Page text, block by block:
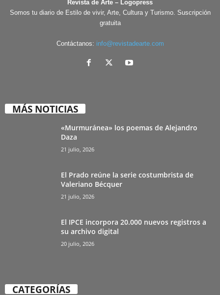
Revista de Arte – Logopress
Somos tu diario de Estilo de vivir, Arte, Cultura y Turismo. Suscripción
gratuita
Contáctanos: info@revistadearte.com
MÁS NOTICIAS
«Murmuránea» los poemas de Alejandro
Daza
21 julio, 2026
El Prado reúne la serie costumbrista de
Valeriano Bécquer
21 julio, 2026
El IPCE incorpora 20.000 nuevos registros a
su archivo digital
20 julio, 2026
CATEGORÍAS